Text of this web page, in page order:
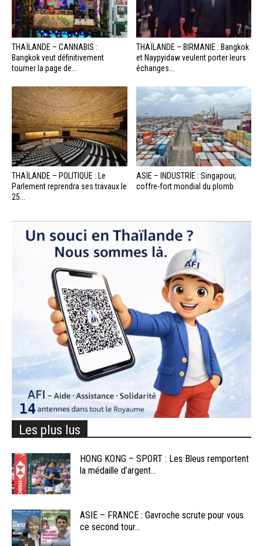
THAÏLANDE – CANNABIS :
Bangkok veut définitivement
tourner la page de...
THAÏLANDE – BIRMANIE : Bangkok
et Naypyidaw veulent porter leurs
échanges...
THAÏLANDE – POLITIQUE : Le
Parlement reprendra ses travaux le
25...
ASIE – INDUSTRIE : Singapour,
coffre-fort mondial du plomb
Les plus lus
HONG KONG – SPORT : Les Bleus remportent
la médaille d’argent...
ASIE – FRANCE : Gavroche scrute pour vous
ce second tour...